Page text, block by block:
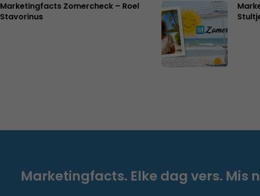
Marketingfacts Zomercheck – Roel
Stavorinus
Marketingfacts. Elke dag vers. Mis